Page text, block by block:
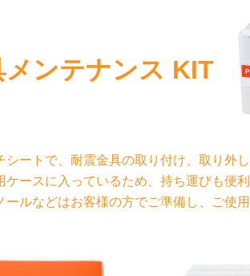
メンテナンス KIT
ートで、耐震金具の取り付け、取り外
ケースに入っているため、持ち運びも便利
ルなどはお客様の方でご準備し、ご使用